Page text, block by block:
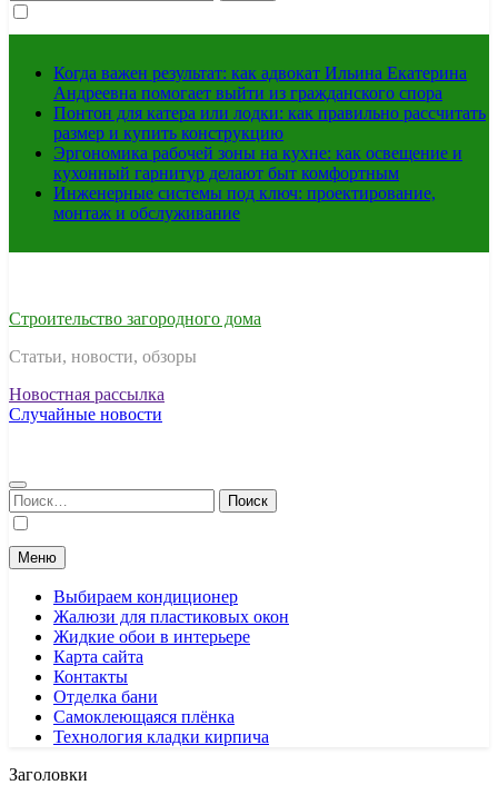
Когда важен результат: как адвокат Ильина Екатерина
Андреевна помогает выйти из гражданского спора
Понтон для катера или лодки: как правильно рассчитать
размер и купить конструкцию
Эргономика рабочей зоны на кухне: как освещение и
кухонный гарнитур делают быт комфортным
Инженерные системы под ключ: проектирование,
монтаж и обслуживание
Строительство загородного дома
Статьи, новости, обзоры
Новостная рассылка
Случайные новости
Найти:
Меню
Выбираем кондиционер
Жалюзи для пластиковых окон
Жидкие обои в интерьере
Карта сайта
Контакты
Отделка бани
Самоклеющаяся плёнка
Технология кладки кирпича
Заголовки